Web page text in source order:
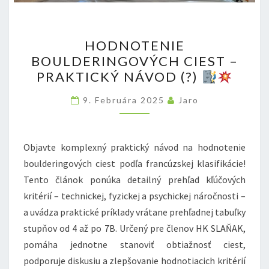
BOULDERINGOVÝCH
CIEST
–
PRAKTICKÝ
NÁVOD
HODNOTENIE
BOULDERINGOVÝCH CIEST –
PRAKTICKÝ NÁVOD (?)
9. Februára 2025 Jaro
Objavte komplexný praktický návod na hodnotenie
boulderingových ciest podľa francúzskej klasifikácie!
Tento článok ponúka detailný prehľad kľúčových
kritérií – technickej, fyzickej a psychickej náročnosti –
a uvádza praktické príklady vrátane prehľadnej tabuľky
stupňov od 4 až po 7B. Určený pre členov HK SLAŇAK,
pomáha jednotne stanoviť obtiažnosť ciest,
podporuje diskusiu a zlepšovanie hodnotiacich kritérií